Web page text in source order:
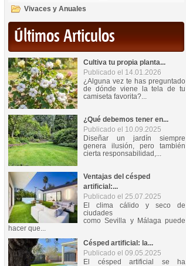
Vivaces y Anuales
Últimos Articulos
Cultiva tu propia planta...
Publicado el 14.01.2026
¿Alguna vez te has preguntado
de dónde viene la tela de tu
camiseta favorita?...
¿Qué debemos tener en...
Publicado el 10.09.2025
Diseñar un jardín siempre
genera ilusión, pero también
cierta responsabilidad,...
Ventajas del césped
artificial:...
Publicado el 25.07.2025
El clima cálido y seco de
ciudades
como Sevilla y Málaga puede
hacer que...
Césped artificial: la...
Publicado el 09.05.2025
El césped artificial se ha